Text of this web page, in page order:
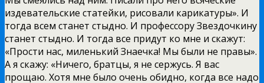
издевательские статейки, рисовали карикатуры». И
тогда всем станет стыдно. И профессору Звездочкину
станет стыдно. И тогда все придут ко мне и скажут:
«Прости нас, миленький Знаечка! Мы были не правы».
А я скажу: «Ничего, братцы, я не сержусь. Я вас
прощаю. Хотя мне было очень обидно, когда все надо